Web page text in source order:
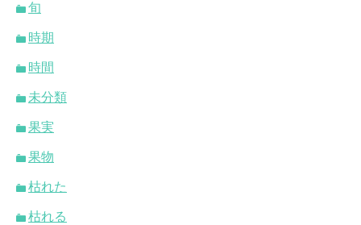
旬
時期
時間
未分類
果実
果物
枯れた
枯れる